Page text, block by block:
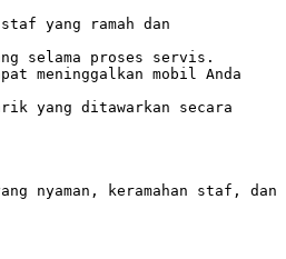
yang ramah dan
selama proses servis.
meninggalkan mobil Anda
yang ditawarkan secara
nyaman, keramahan staf, dan